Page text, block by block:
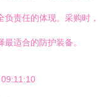
责任的体现。采购时，
适合的防护装备。